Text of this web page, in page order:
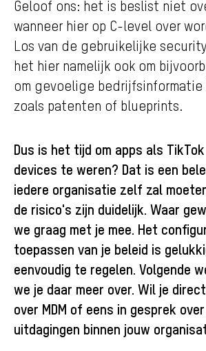
Geloof ons: het is beslist niet
wanneer hier op C-level over
Los van de gebruikelijke
het hier namelijk ook om
om gevoelige
zoals patenten of blueprints.
Dus is het tijd om apps als
devices te weren? Dat is een
iedere organisatie zelf zal
de risico's zijn duidelijk. Waar
we graag met je mee. Het
toepassen van je beleid is
eenvoudig te regelen. Volgende
we je daar meer over. Wil je
over MDM of eens in gesprek
uitdagingen binnen jouw